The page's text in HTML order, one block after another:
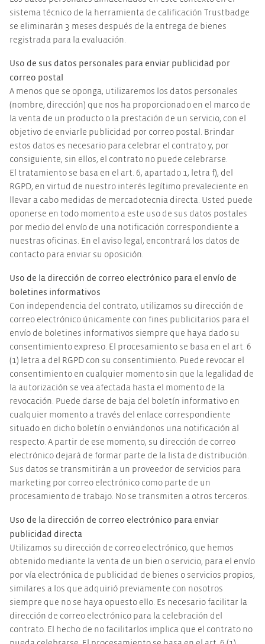
sistema técnico de la herramienta de calificación Trustbadge
se eliminarán 3 meses después de la entrega de bienes
registrada para la evaluación.
Uso de sus datos personales para enviar publicidad por
correo postal
A menos que se oponga, utilizaremos los datos personales
(nombre, dirección) que nos ha proporcionado en el marco de
la venta de un producto o la prestación de un servicio, con el
objetivo de enviarle publicidad por correo postal. Brindar
estos datos es necesario para celebrar el contrato y, por
consiguiente, sin ellos, el contrato no puede celebrarse.
El tratamiento se basa en el art. 6, apartado 1, letra f), del
RGPD, en virtud de nuestro interés legítimo prevaleciente en
llevar a cabo medidas de mercadotecnia directa. Usted puede
oponerse en todo momento a este uso de sus datos postales
por medio del envío de una notificación correspondiente a
nuestras oficinas. En el aviso legal, encontrará los datos de
contacto para enviar su oposición.
Uso de la dirección de correo electrónico para el envío de
boletines informativos
Con independencia del contrato, utilizamos su dirección de
correo electrónico únicamente con fines publicitarios para el
envío de boletines informativos siempre que haya dado su
consentimiento expreso. El procesamiento se basa en el art. 6
(1) letra a del RGPD con su consentimiento. Puede revocar el
consentimiento en cualquier momento sin que la legalidad de
la autorización se vea afectada hasta el momento de la
revocación. Puede darse de baja del boletín informativo en
cualquier momento a través del enlace correspondiente
situado en dicho boletín o enviándonos una notificación al
respecto. A partir de ese momento, su dirección de correo
electrónico dejará de formar parte de la lista de distribución.
Sus datos se transmitirán a un proveedor de servicios para
marketing por correo electrónico como parte de un
procesamiento de trabajo. No se transmiten a otros terceros.
Uso de la dirección de correo electrónico para enviar
publicidad directa
Utilizamos su dirección de correo electrónico, que hemos
obtenido mediante la venta de un bien o servicio, para el envío
por vía electrónica de publicidad de bienes o servicios propios,
similares a los que adquirió previamente con nosotros
siempre que no se haya opuesto ello. Es necesario facilitar la
dirección de correo electrónico para la celebración del
contrato. El hecho de no facilitarlos implica que el contrato no